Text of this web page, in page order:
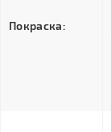
Покраска: